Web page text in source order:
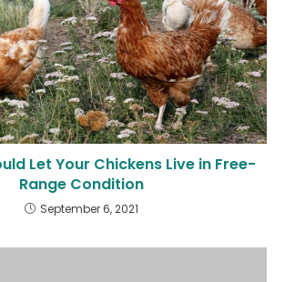
Let Your Chickens Live in Free-
Range Condition
September 6, 2021